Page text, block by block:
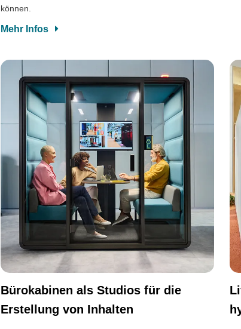
können.
Mehr Infos
Bürokabinen als Studios für die
Erstellung von Inhalten